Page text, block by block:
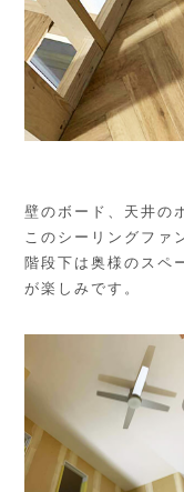
壁のボード、天井の
このシーリングファ
階段下は奥様のスペ
が楽しみです。